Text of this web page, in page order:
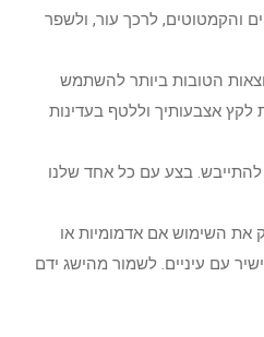
והקמטוטים, לרכך עור, ולשפר
הטובות ביותר להשתמש
להחיל 3-5 טיפות לקץ אצבעותיך וללטף בעדינות
להתייבש. בצע עם כל אחד שלנו
את השימוש אם אדמומיות או
עם עיניים. לשמור מהישג ידם